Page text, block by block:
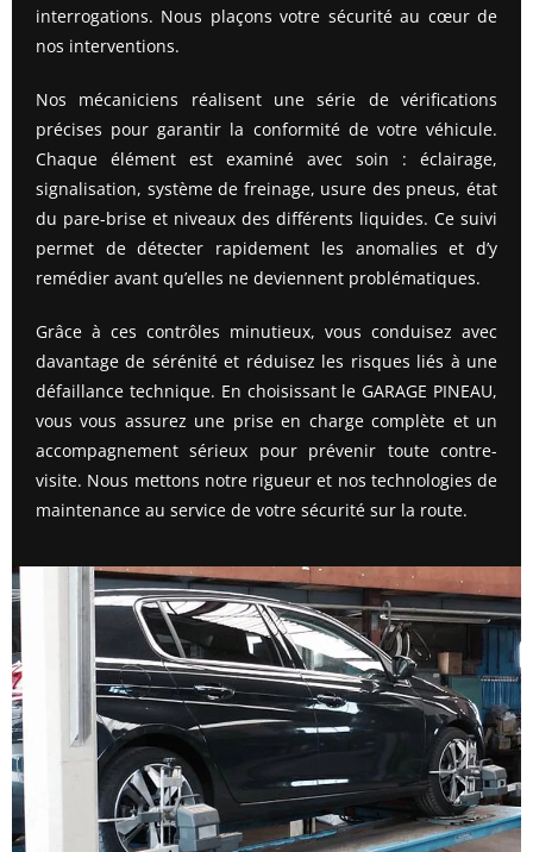
interrogations. Nous plaçons votre sécurité au cœur de
nos interventions.
Nos mécaniciens réalisent une série de vérifications
précises pour garantir la conformité de votre véhicule.
Chaque élément est examiné avec soin : éclairage,
signalisation, système de freinage, usure des pneus, état
du pare-brise et niveaux des différents liquides. Ce suivi
permet de détecter rapidement les anomalies et d’y
remédier avant qu’elles ne deviennent problématiques.
Grâce à ces contrôles minutieux, vous conduisez avec
davantage de sérénité et réduisez les risques liés à une
défaillance technique. En choisissant le GARAGE PINEAU,
vous vous assurez une prise en charge complète et un
accompagnement sérieux pour prévenir toute contre-
visite. Nous mettons notre rigueur et nos technologies de
maintenance au service de votre sécurité sur la route.